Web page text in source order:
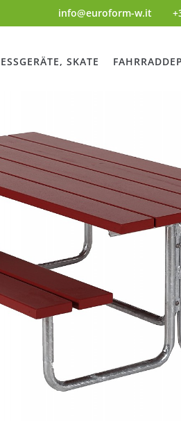
info@euroform-w.it
SKATE